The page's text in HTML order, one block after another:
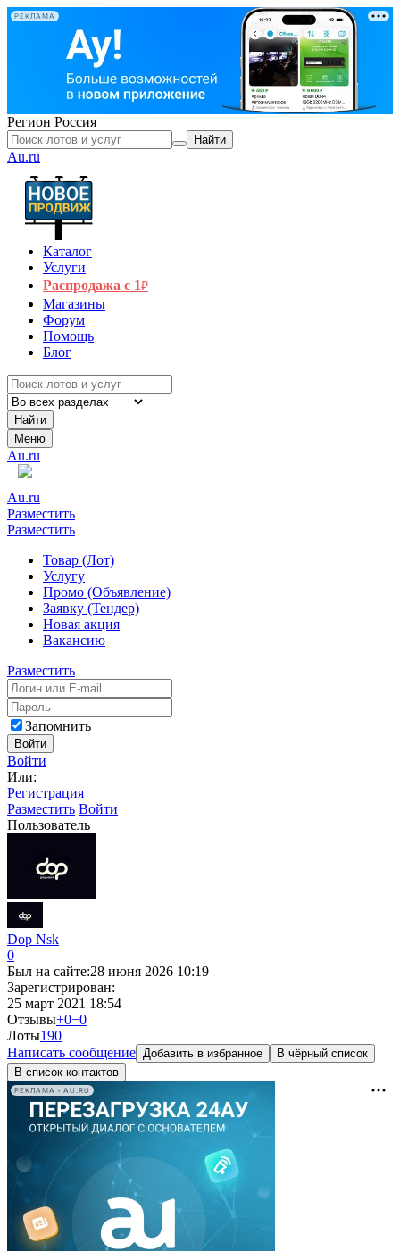
РЕКЛАМА
Регион Россия
Найти
Au.ru
Каталог
Услуги
Распродажа с 1₽
Магазины
Форум
Помощь
Блог
Найти
Меню
Au.ru
Au.ru
Разместить
Разместить
Товар (Лот)
Услугу
Промо (Объявление)
Заявку (Тендер)
Новая акция
Вакансию
Разместить
Запомнить
Войти
Войти
Или:
Регистрация
Разместить Войти
Пользователь
Dop Nsk
0
Был на сайте:28 июня 2026 10:19
Зарегистрирован:
25 март 2021 18:54
Отзывы+0−0
Лоты190
Написать сообщение Добавить в избранное
В чёрный список
В список контактов
РЕКЛАМА • AU.RU